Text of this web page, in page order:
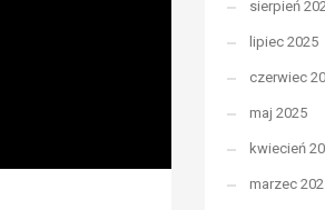
sierpień
lipiec 2025
czerwiec
maj 2025
kwiecień
marzec